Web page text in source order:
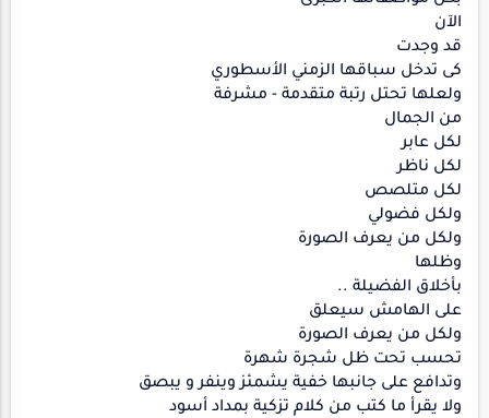
الآن
قد وجدت
كى تدخل سباقها الزمني الأسطوري
ولعلها تحتل رتبة متقدمة - مشرفة
من الجمال
لكل عابر
لكل ناظر
لكل متلصص
ولكل فضولي
ولكل من يعرف الصورة
وظلها
بأخلاق الفضيلة ..
على الهامش سيعلق
ولكل من يعرف الصورة
تحسب تحت ظل شجرة شهرة
وتدافع على جانبها خفية يشمئز وينفر و يبصق
ولا يقرأ ما كتب من كلام تزكية بمداد أسود